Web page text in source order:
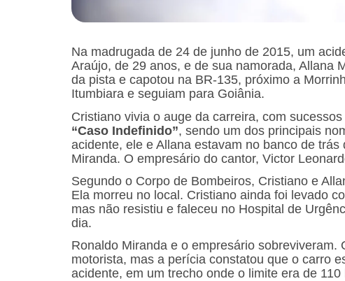
Na madrugada de 24 de junho de 2015, um
Araújo, de 29 anos, e de sua namorada, Allana
da pista e capotou na BR-135, próximo a
Itumbiara e seguiam para Goiânia.
Cristiano vivia o auge da carreira, com
“Caso Indefinido”, sendo um dos principais
acidente, ele e Allana estavam no banco de
Miranda. O empresário do cantor, Victor
Segundo o Corpo de Bombeiros, Cristiano e
Ela morreu no local. Cristiano ainda foi levado
mas não resistiu e faleceu no Hospital de
dia.
Ronaldo Miranda e o empresário sobreviveram.
motorista, mas a perícia constatou que o carro
acidente, em um trecho onde o limite era de 110